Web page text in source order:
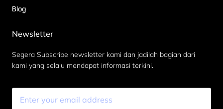
Blog
Newsletter
Segera Subscribe newsletter kami dan jadilah bagian dari
kami yang selalu mendapat informasi terkini.